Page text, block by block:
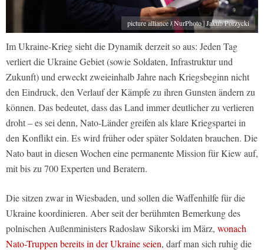
picture alliance / NurPhoto | Jakub Porzycki
Im Ukraine-Krieg sieht die Dynamik derzeit so aus: Jeden Tag
verliert die Ukraine Gebiet (sowie Soldaten, Infrastruktur und
Zukunft) und erweckt zweieinhalb Jahre nach Kriegsbeginn nicht
den Eindruck, den Verlauf der Kämpfe zu ihren Gunsten ändern zu
können. Das bedeutet, dass das Land immer deutlicher zu verlieren
droht – es sei denn, Nato-Länder greifen als klare Kriegspartei in
den Konflikt ein. Es wird früher oder später Soldaten brauchen. Die
Nato baut in diesen Wochen eine permanente Mission für Kiew auf,
mit bis zu 700 Experten und Beratern.
Die sitzen zwar in Wiesbaden, und sollen die Waffenhilfe für die
Ukraine koordinieren. Aber seit der berühmten Bemerkung des
polnischen Außenministers Radoslaw Sikorski im März, wonach
Nato-Truppen bereits in der Ukraine seien, darf man sich ruhig die